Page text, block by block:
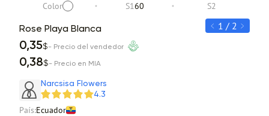
Color S160 S2
Rose Playa Blanca
0,35$- Precio del vendedor
0,38$- Precio en MIA
1 / 2
Narcsisa Flowers
4.3
País:Ecuador